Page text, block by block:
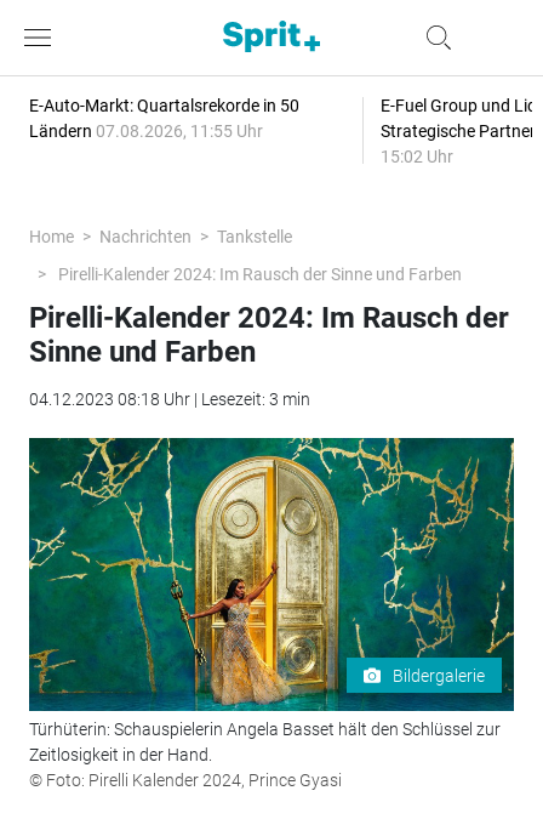
E-Auto-Markt: Quartalsrekorde in 50
Ländern 07.08.2026, 11:55 Uhr
E-Fuel Group und
Strategische
15:02 Uhr
Home Nachrichten
Tankstelle
Pirelli-Kalender 2024: Im Rausch der Sinne und Farben
Pirelli-Kalender 2024: Im Rausch der
Sinne und Farben
04.12.2023 08:18 Uhr | Lesezeit: 3 min
Bildergalerie
Türhüterin: Schauspielerin Angela Basset hält den Schlüssel zur
Zeitlosigkeit in der Hand.
© Foto: Pirelli Kalender 2024, Prince Gyasi